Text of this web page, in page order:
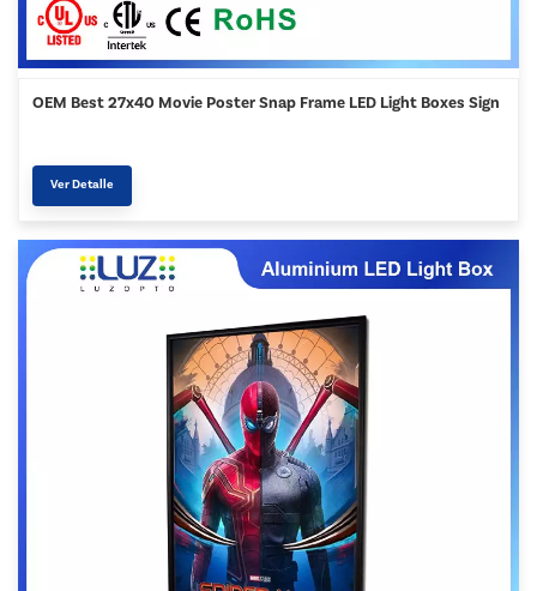
OEM Best 27x40 Movie Poster Snap Frame LED Light Boxes Sign
Ver Detalle